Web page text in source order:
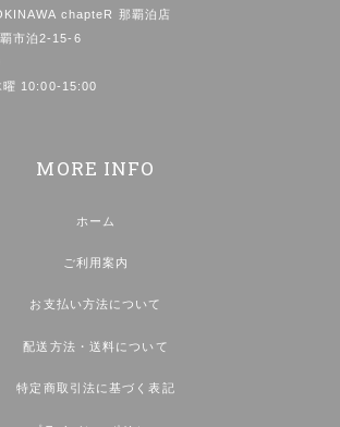
chapteR 那覇泊店
市泊2-15-6
曜 10:00-15:00
MORE INFO
ホーム
ご利用案内
お支払い方法について
配送方法・送料について
特定商取引法に基づく表記